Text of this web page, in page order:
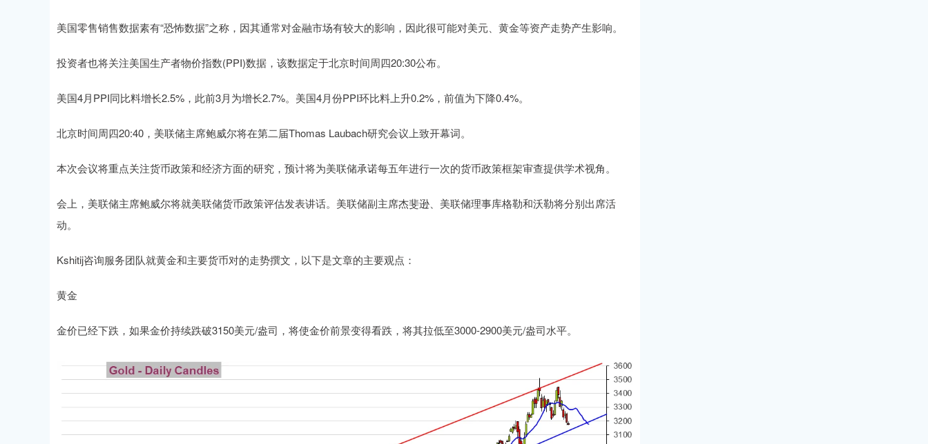
美国零售销售数据素有“恐怖数据”之称，因其通常对金融市场有较大的影响，因此很可能对美元、黄金等资产走势产生影响。
投资者也将关注美国生产者物价指数(PPI)数据，该数据定于北京时间周四20:30公布。
美国4月PPI同比料增长2.5%，此前3月为增长2.7%。美国4月份PPI环比料上升0.2%，前值为下降0.4%。
北京时间周四20:40，美联储主席鲍威尔将在第二届Thomas Laubach研究会议上致开幕词。
本次会议将重点关注货币政策和经济方面的研究，预计将为美联储承诺每五年进行一次的货币政策框架审查提供学术视角。
会上，美联储主席鲍威尔将就美联储货币政策评估发表讲话。美联储副主席杰斐逊、美联储理事库格勒和沃勒将分别出席活
动。
Kshitij咨询服务团队就黄金和主要货币对的走势撰文，以下是文章的主要观点：
黄金
金价已经下跌，如果金价持续跌破3150美元/盎司，将使金价前景变得看跌，将其拉低至3000-2900美元/盎司水平。